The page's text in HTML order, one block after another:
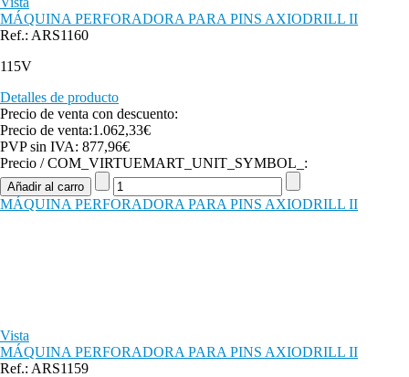
MÁQUINA PERFORADORA PARA PINS AXIODRILL II
Ref.: ARS1160
115V
Detalles de producto
Precio de venta con descuento:
Precio de venta:1.062,33€
PVP sin IVA: 877,96€
Precio / COM_VIRTUEMART_UNIT_SYMBOL_:
MÁQUINA PERFORADORA PARA PINS AXIODRILL II
Vista
MÁQUINA PERFORADORA PARA PINS AXIODRILL II
Ref.: ARS1159